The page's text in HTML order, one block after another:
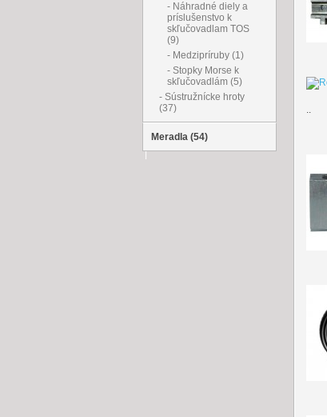
- Náhradné diely a
príslušenstvo k
skľučovadlam TOS
(9)
- Medzipríruby (1)
- Stopky Morse k
skľučovadlám (5)
- Sústružnícke hroty
(37)
Meradla (54)
..